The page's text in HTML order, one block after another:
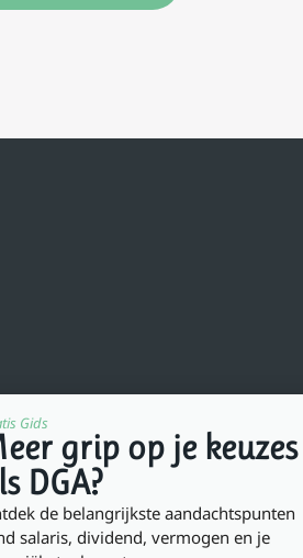
Gids
grip op je keuzes
DGA?
de belangrijkste aandachtspunten
salaris, dividend, vermogen en je